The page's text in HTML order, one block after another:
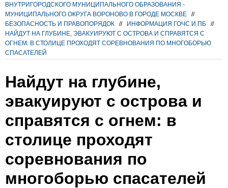
ВНУТРИГОРОДСКОГО МУНИЦИПАЛЬНОГО ОБРАЗОВАНИЯ -
МУНИЦИПАЛЬНОГО ОКРУГА ВОРОНОВО В ГОРОДЕ МОСКВЕ
//
БЕЗОПАСНОСТЬ И ПРАВОПОРЯДОК
// ИНФОРМАЦИЯ ГОЧС И ПБ
//
НАЙДУТ НА ГЛУБИНЕ, ЭВАКУИРУЮТ С ОСТРОВА И СПРАВЯТСЯ С
ОГНЕМ: В СТОЛИЦЕ ПРОХОДЯТ СОРЕВНОВАНИЯ ПО МНОГОБОРЬЮ
СПАСАТЕЛЕЙ
Найдут на глубине,
эвакуируют с острова и
справятся с огнем: в
столице проходят
соревнования по
многоборью спасателей